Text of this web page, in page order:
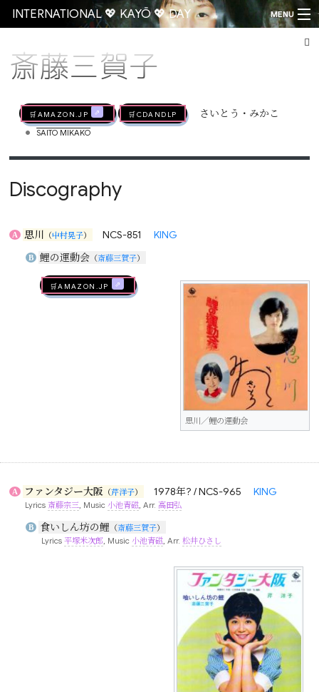
INTERNATIONAL 💖 KAYŌ 💖 DAY MENU
斎藤三賀子
🛒AMAZON.jp 🛒CDandLP さいとう・みかこ
• SAITO MIKAKO
Discography
A 思川 （中村晃子） NCS-851 KING
B 鯉の運動会（斎藤三賀子）
思川／鯉の運動会
🛒AMAZON.jp
A ファンタジー大阪 （芹洋子） 1978年? / NCS-965 KING
Lyrics 斎藤宗三, Music小池青磁, Arr.高田弘
B 食いしん坊の鯉 （斎藤三賀子）
Lyrics 平塚米次郎, Music 小池青磁, Arr. 松井ひさし